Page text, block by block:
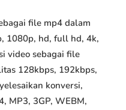
file mp4 dalam
1080p, hd, full hd, 4k,
video sebagai file
128kbps, 192kbps,
konversi,
MP3, 3GP, WEBM,